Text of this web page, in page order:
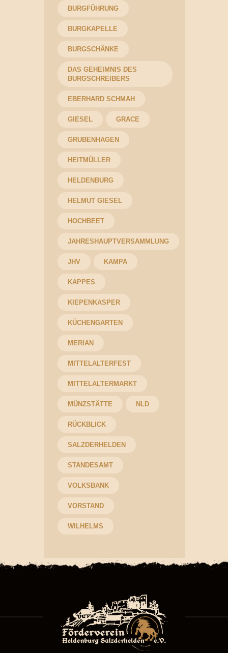
BURGFÜHRUNG
BURGKAPELLE
BURGSCHÄNKE
DAS GEHEIMNIS DES
BURGSCHREIBERS
EBERHARD SCHMAH
GIESEL GRACE
GRUBENHAGEN
HEITMÜLLER
HELDENBURG
HELMUT GIESEL
HOCHBEET
JAHRESHAUPTVERSAMMLUNG
JHV KAMPA
KAPPES
KIEPENKASPER
KÜCHENGARTEN
MERIAN
MITTELALTERFEST
MITTELALTERMARKT
MÜNZSTÄTTE NLD
RÜCKBLICK
SALZDERHELDEN
STANDESAMT
VOLKSBANK
VORSTAND
WILHELMS